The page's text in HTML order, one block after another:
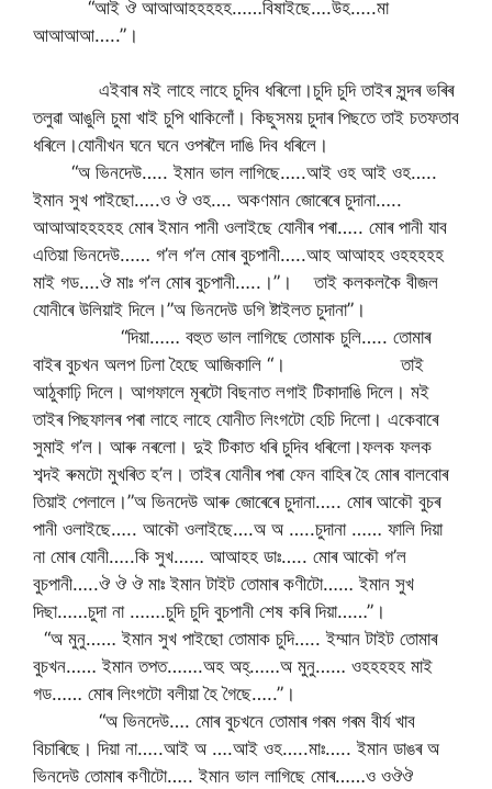
“আই ঔ আআআহহহহহ……বিষাইছে….উহ…..মা
আআআআ…..”।
এইবাৰ মই লাহে লাহে চুদিব ধৰিলো।চুদি চুদি তাইৰ সুন্দৰ ভৰিৰ
তলুৱা আঙুলি চুমা খাই চুপি থাকিলোঁ। কিছুসময় চুদাৰ পিছতে তাই চতফতাব
ধৰিলে।যোনীখন ঘনে ঘনে ওপৰলৈ দাঙি দিব ধৰিলে।
“অ ভিনদেউ….. ইমান ভাল লাগিছে…..আই ওহ আই ওহ…..
ইমান সুখ পাইছো…..ও ঔ ওহ…. অকণমান জোৰেৰে চুদানা…..
আআআহহহহহ মোৰ ইমান পানী ওলাইছে যোনীৰ পৰা….. মোৰ পানী যাব
এতিয়া ভিনদেউ…… গ’ল গ’ল মোৰ বুচপানী…..আহ আআহহ ওহহহহহ
মাই গড….ঔ মাঃ গ’ল মোৰ বুচপানী…..।”। তাই কলকলকৈ বীজল
যোনীৰে উলিয়াই দিলে।”অ ভিনদেউ ডগি ষ্টাইলত চুদানা”।
“দিয়া…… বহুত ভাল লাগিছে তোমাক চুলি….. তোমাৰ
বাইৰ বুচখন অলপ ঢিলা হৈছে আজিকালি “। তাই
আঠুকাঢ়ি দিলে। আগফালে মূৰটো বিছনাত লগাই টিকাদাঙি দিলে। মই
তাইৰ পিছফালৰ পৰা লাহে লাহে যোনীত লিংগটো হেচি দিলো। একেবাৰে
সুমাই গ’ল। আৰু নৰলো। দুই টিকাত ধৰি চুদিব ধৰিলো।ফলক ফলক‌
শব্দই ৰুমটো মুখৰিত হ’ল। তাইৰ যোনীৰ পৰা ফেন বাহিৰ হৈ মোৰ বালবোৰ
তিয়াই পেলালে।”অ ভিনদেউ আৰু জোৰেৰে চুদানা….. মোৰ আকৌ বুচৰ
পানী ওলাইছে….. আকৌ ওলাইছে….অ অ …..চুদানা …… ফালি দিয়া
না মোৰ যোনী…..কি সুখ…… আআহহ ডাঃ….. মোৰ আকৌ গ’ল
বুচপানী…..ঔ ঔ ঔ মাঃ ইমান টাইট তোমাৰ কণীটো…… ইমান সুখ
দিছা……চুদা না …….চুদি চুদি বুচপানী শেষ কৰি দিয়া……”।
“অ মুনু…… ইমান সুখ পাইছো তোমাক চুদি….. ইম্মান টাইট তোমাৰ
বুচখন…… ইমান তপত…….অহ অহ্……অ মুনু…… ওহহহহহ মাই
গড…… মোৰ লিংগটো বলীয়া হৈ গৈছে…..”।
“অ ভিনদেউ…. মোৰ বুচখনে তোমাৰ গৰম গৰম বীৰ্য খাব
বিচাৰিছে। দিয়া না…..আই অ ….আই ওহ…..মাঃ….. ইমান ডাঙৰ অ
ভিনদেউ তোমাৰ কণীটো….. ইমান ভাল লাগিছে মোৰ……ও ওঔঔ